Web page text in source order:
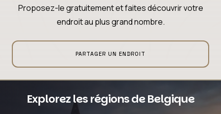
Proposez-le gratuitement et faites découvrir votre
endroit au plus grand nombre.
PARTAGER UN ENDROIT
Explorez les régions de Belgique